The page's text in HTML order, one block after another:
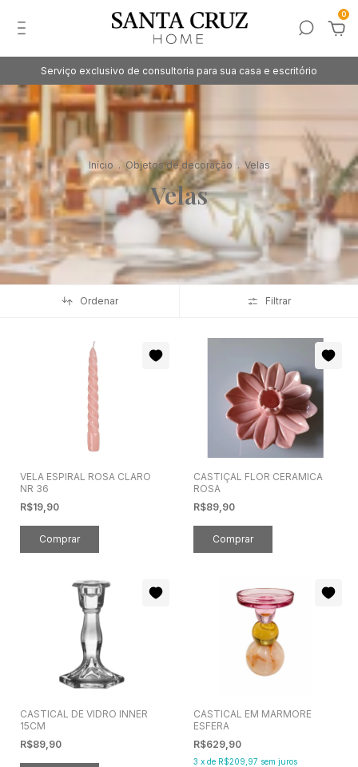
0
Serviço exclusivo de consultoria para sua casa e escritório
Início . Objetos de decoração . Velas
Velas
Ordenar Filtrar
VELA ESPIRAL ROSA CLARO
NR 36
R$19,90
CASTIÇAL FLOR CERAMICA
ROSA
R$89,90
CASTICAL DE VIDRO INNER
15CM
R$89,90
CASTICAL EM MARMORE
ESFERA
R$629,90
3 x de R$209,97 sem juros